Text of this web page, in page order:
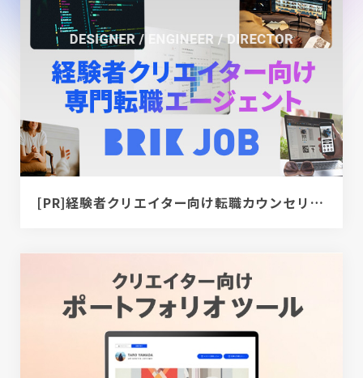
[PR]経験者クリエイター向け転職カウンセリング｜デザイナー / ディレクター / エンジニア